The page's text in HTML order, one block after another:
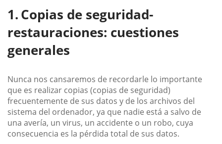
Copias de seguridad-
restauraciones: cuestiones
generales
Nunca nos cansaremos de recordarle lo importante
que es realizar copias (copias de seguridad)
frecuentemente de sus datos y de los archivos del
sistema del ordenador, ya que nadie está a salvo de
una avería, un virus, un accidente o un robo, cuya
consecuencia es la pérdida total de sus datos.